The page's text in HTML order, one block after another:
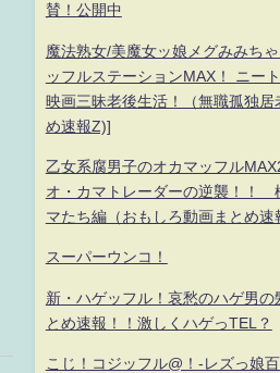
賛！公開中
魔法熟女/美魔女ッ娘メグみみち
ッフルステーションMAX！ ニー
映画三昧老後生活！（無職孤独居
め速報Z)]
乙女系腐男子のオカマッフル
オ・カマトレーダーの逆襲！！
マたち編（おもしろ動画まとめ速
スーパーウンコ！
新・ハゲッフル！哀愁のハゲ男の
とめ速報！！激しくハゲっTEL？
こじ！コジッフル@！-レズっ娘